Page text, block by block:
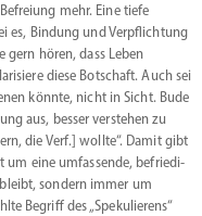
mehr. Eine tiefe
es, Bindung und Verpflichtung
gern hören, dass Leben
diese Botschaft. Auch sei
könnte, nicht in Sicht. Bude
aus, besser verstehen zu
die Verf.] wollte“. Damit gibt
um eine umfas­sende, befrie­di­
sondern immer um
Begriff des „Speku­lierens“